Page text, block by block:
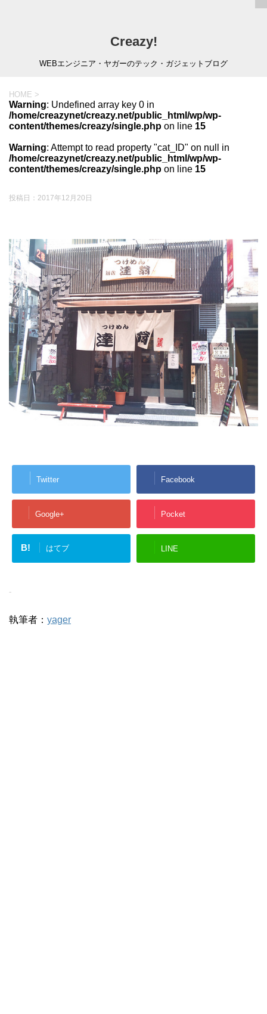
Creazy!
WEBエンジニア・ヤガーのテック・ガジェットブログ
HOME >
Warning: Undefined array key 0 in
/home/creazynet/creazy.net/public_html/wp/wp-
content/themes/creazy/single.php on line 15
Warning: Attempt to read property "cat_ID" on null in
/home/creazynet/creazy.net/public_html/wp/wp-
content/themes/creazy/single.php on line 15
投稿日： 2017年12月20日
Twitter Facebook
Google+ Pocket
B! はてブ LINE
-
執筆者： yager